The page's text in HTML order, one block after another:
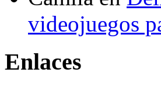
videojuegos
Enlaces